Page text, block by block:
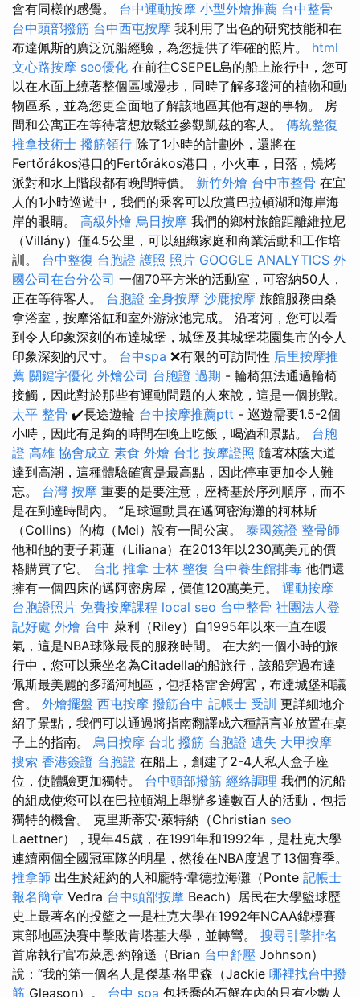
會有同樣的感覺。 台中運動按摩 小型外燴推薦 台中整骨
台中頭部撥筋 台中西屯按摩 我利用了出色的研究技能和在
布達佩斯的廣泛沉船經驗，為您提供了準確的照片。 html
文心路按摩 seo優化 在前往CSEPEL島的船上旅行中，您可
以在水面上繞著整個區域漫步，同時了解多瑙河的植物和動
物區系，並為您更全面地了解該地區其他有趣的事物。 房
間和公寓正在等待著想放鬆並參觀凱茲的客人。 傳統整復
推拿技術士 撥筋領行 除了1小時的計劃外，還將在
Fertőrákos港口的Fertőrákos港口，小火車，日落，燒烤
派對和水上階段都有晚間特價。 新竹外燴 台中市整骨 在宜
人的1小時巡遊中，我們的乘客可以欣賞巴拉頓湖和海岸海
岸的眼睛。 高級外燴 烏日按摩 我們的鄉村旅館距離維拉尼
（Villány）僅4.5公里，可以組織家庭和商業活動和工作培
訓。 台中整復 台胞證 護照 照片 GOOGLE ANALYTICS 外
國公司在台分公司 一個70平方米的活動室，可容納50人，
正在等待客人。 台胞證 全身按摩 沙鹿按摩 旅館服務由桑
拿浴室，按摩浴缸和室外游泳池完成。 沿著河，您可以看
到令人印象深刻的布達城堡，城堡及其城堡花園集市的令人
印象深刻的尺寸。 台中spa ❌有限的可訪問性 后里按摩推
薦 關鍵字優化 外燴公司 台胞證 過期 - 輪椅無法通過輪椅
接觸，因此對於那些有運動問題的人來說，這是一個挑戰。
太平 整骨 ✔️長途遊輪 台中按摩推薦ptt - 巡遊需要1.5-2個
小時，因此有足夠的時間在晚上吃飯，喝酒和景點。 台胞
證 高雄 協會成立 素食 外燴 台北 按摩證照 隨著林蔭大道
達到高潮，這種體驗確實是最高點，因此停車更加令人難
忘。 台灣 按摩 重要的是要注意，座椅基於序列順序，而不
是在到達時間內。 ”足球運動員在邁阿密海灘的柯林斯
（Collins）的梅（Mei）設有一間公寓。 泰國簽證 整骨師
他和他的妻子莉蓮（Liliana）在2013年以230萬美元的價
格購買了它。 台北 推拿 士林 整復 台中養生館排毒 他們還
擁有一個四床的邁阿密房屋，價值120萬美元。 運動按摩
台胞證照片 免費按摩課程 local seo 台中整骨 社團法人登
記好處 外燴 台中 萊利（Riley）自1995年以來一直在暖
氣，這是NBA球隊最長的服務時間。 在大約一個小時的旅
行中，您可以乘坐名為Citadella的船旅行，該船穿過布達
佩斯最美麗的多瑙河地區，包括格雷舍姆宮，布達城堡和議
會。 外燴擺盤 西屯按摩 撥筋台中 記帳士 受訓 更詳細地介
紹了景點，我們可以通過將指南翻譯成六種語言並放置在桌
子上的指南。 烏日按摩 台北 撥筋 台胞證 遺失 大甲按摩
搜索 香港簽證 台胞證 在船上，創建了2-4人私人盒子座
位，使體驗更加獨特。 台中頭部撥筋 經絡調理 我們的沉船
的組成使您可以在巴拉頓湖上舉辦多達數百人的活動，包括
獨特的機會。 克里斯蒂安·萊特納（Christian seo
Laettner），現年45歲，在1991年和1992年，是杜克大學
連續兩個全國冠軍隊的明星，然後在NBA度過了13個賽季。
推拿師 出生於紐約的人和龐特·韋德拉海灘（Ponte 記帳士
報名簡章 Vedra 台中頭部按摩 Beach）居民在大學籃球歷
史上最著名的投籃之一是杜克大學在1992年NCAA錦標賽
東部地區決賽中擊敗肯塔基大學，並轉彎。 搜尋引擎排名
首席執行官布萊恩·約翰遜（Brian 台中舒壓 Johnson）
說：“我的第一個名人是傑基·格里森（Jackie 哪裡找台中撥
筋 Gleason）。 台中 spa 包括喬的石蟹在內的只有少數人